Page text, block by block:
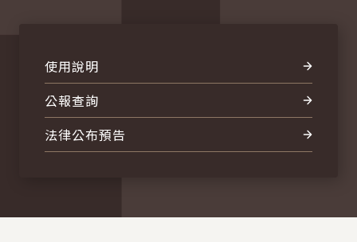
使用說明
公報查詢
法律公布預告